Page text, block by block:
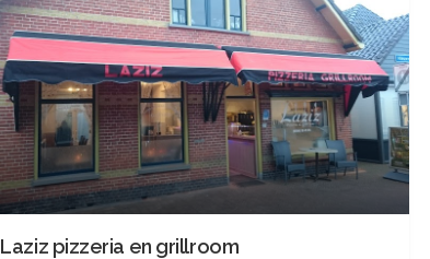
Laziz pizzeria en grillroom